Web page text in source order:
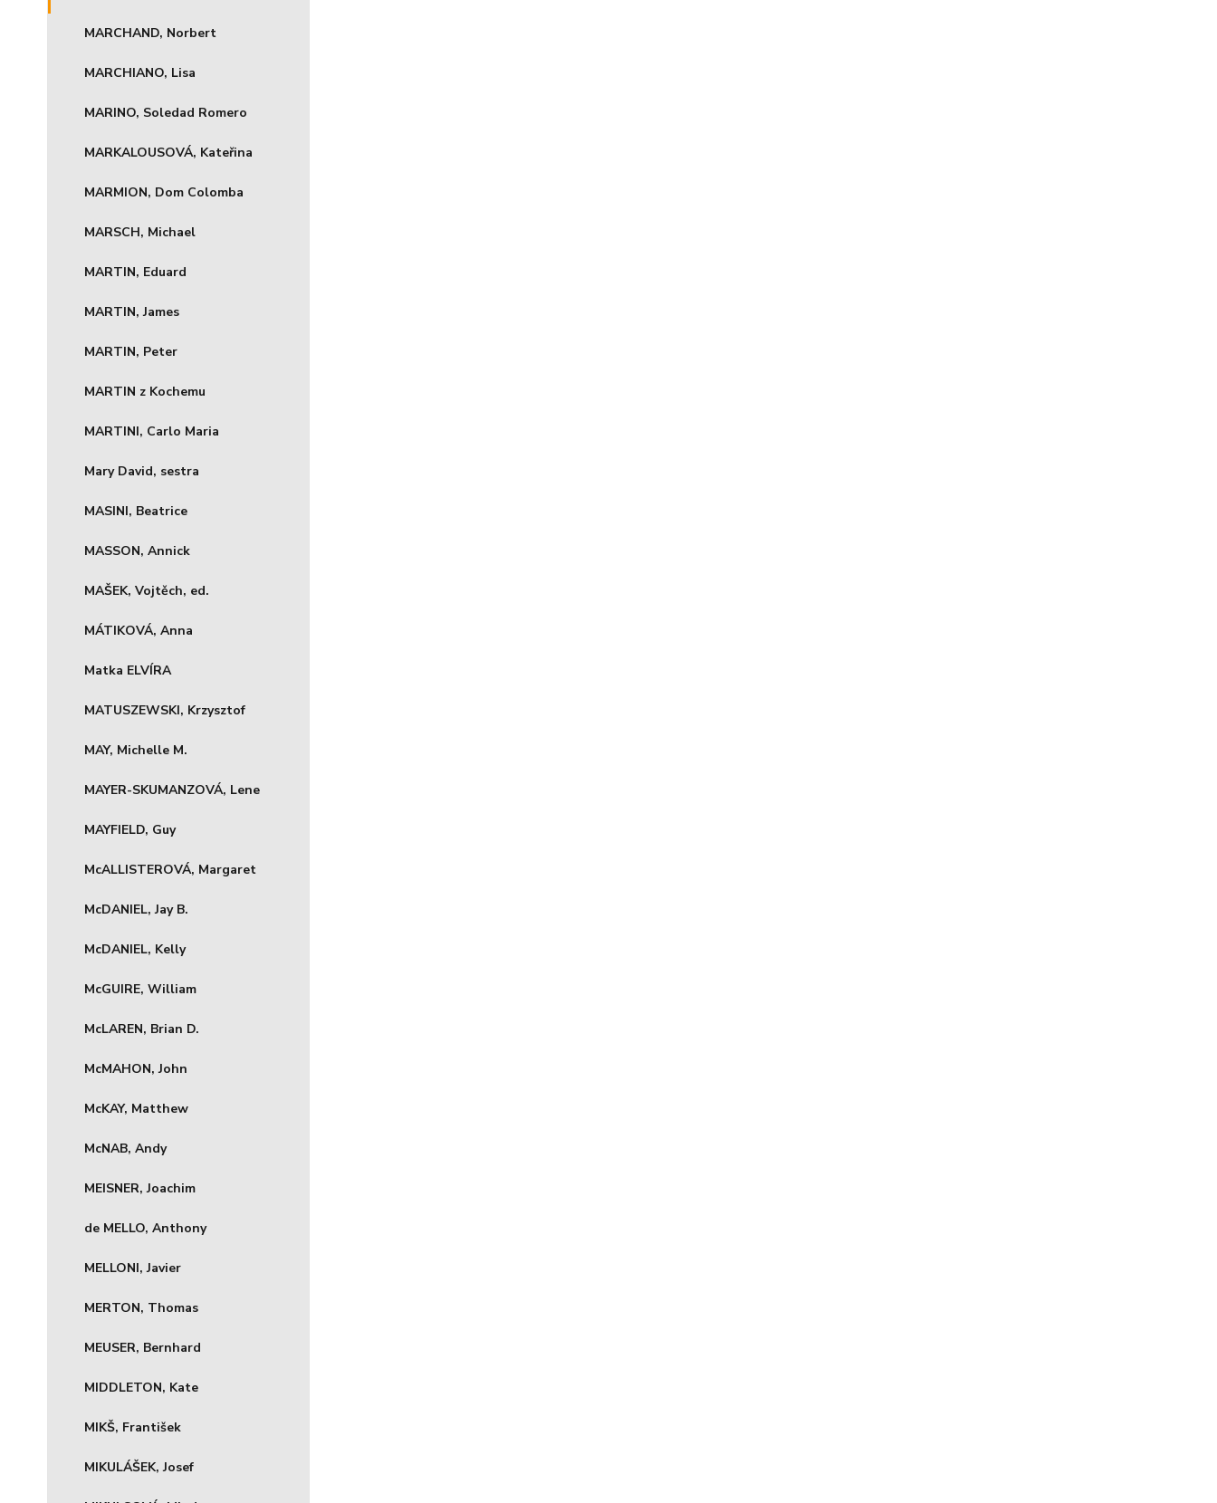
MARCHAND, Norbert
MARCHIANO, Lisa
MARINO, Soledad Romero
MARKALOUSOVÁ, Kateřina
MARMION, Dom Colomba
MARSCH, Michael
MARTIN, Eduard
MARTIN, James
MARTIN, Peter
MARTIN z Kochemu
MARTINI, Carlo Maria
Mary David, sestra
MASINI, Beatrice
MASSON, Annick
MAŠEK, Vojtěch, ed.
MÁTIKOVÁ, Anna
Matka ELVÍRA
MATUSZEWSKI, Krzysztof
MAY, Michelle M.
MAYER-SKUMANZOVÁ, Lene
MAYFIELD, Guy
McALLISTEROVÁ, Margaret
McDANIEL, Jay B.
McDANIEL, Kelly
McGUIRE, William
McLAREN, Brian D.
McMAHON, John
McKAY, Matthew
McNAB, Andy
MEISNER, Joachim
de MELLO, Anthony
MELLONI, Javier
MERTON, Thomas
MEUSER, Bernhard
MIDDLETON, Kate
MIKŠ, František
MIKULÁŠEK, Josef